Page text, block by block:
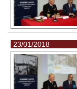
23/01/2018